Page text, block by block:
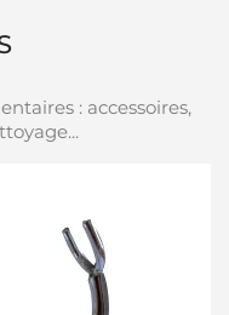
: accessoires,